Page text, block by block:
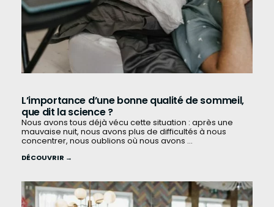
L’importance d’une bonne qualité de sommeil,
que dit la science ?
Nous avons tous déjà vécu cette situation : après une
mauvaise nuit, nous avons plus de difficultés à nous
concentrer, nous oublions où nous avons ...
DÉCOUVRIR →